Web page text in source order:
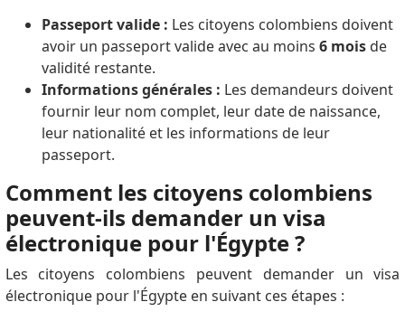
Passeport valide : Les citoyens colombiens doivent
avoir un passeport valide avec au moins 6 moisde
validité restante.
Informations générales : Les demandeurs doivent
fournir leur nom complet, leur date de naissance,
leur nationalité et les informations de leur
passeport.
Comment les citoyens colombiens
peuvent-ils demander un visa
électronique pour l'Égypte ?
Les citoyens colombiens peuvent demander un visa
électronique pour l'Égypte en suivant ces étapes :